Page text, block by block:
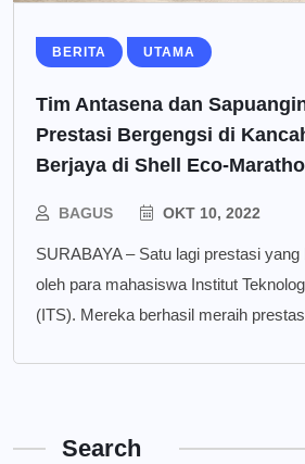
BERITA UTAMA
Tim Antasena dan
Prestasi Bergengsi di
Berjaya di Shell Eco-
BAGUS OKT 10, 2022
SURABAYA – Satu lagi prestasi
oleh para mahasiswa Institut
(ITS). Mereka berhasil meraih
Search